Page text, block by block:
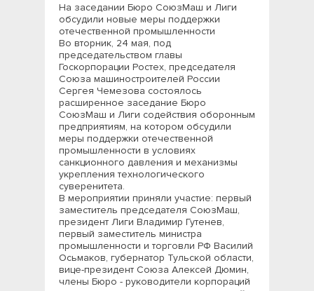
На заседании Бюро СоюзМаш и Лиги
обсудили новые меры поддержки
отечественной промышленности
Во вторник, 24 мая, под
председательством главы
Госкорпорации Ростех, председателя
Союза машиностроителей России
Сергея Чемезова состоялось
расширенное заседание Бюро
СоюзМаш и Лиги содействия оборонным
предприятиям, на котором обсудили
меры поддержки отечественной
промышленности в условиях
санкционного давления и механизмы
укрепления технологического
суверенитета.
В мероприятии приняли участие: первый
заместитель председателя CоюзМаш,
президент Лиги Владимир Гутенев,
первый заместитель министра
промышленности и торговли РФ Василий
Осьмаков, губернатор Тульской области,
вице-президент Союза Алексей Дюмин,
члены Бюро - руководители корпораций